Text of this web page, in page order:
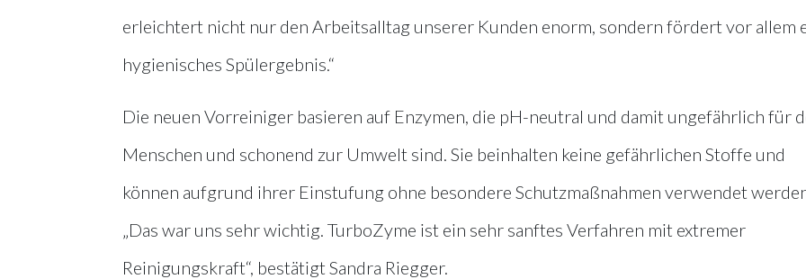
erleichtert nicht nur den Arbeitsalltag unserer Kunden enorm, sondern fördert vor allem
hygienisches Spülergebnis.“
Die neuen Vorreiniger basieren auf Enzymen, die pH-neutral und damit ungefährlich für
Menschen und schonend zur Umwelt sind. Sie beinhalten keine gefährlichen Stoffe und
können aufgrund ihrer Einstufung ohne besondere Schutzmaßnahmen verwendet
„Das war uns sehr wichtig. TurboZyme ist ein sehr sanftes Verfahren mit extremer
Reinigungskraft“, bestätigt Sandra Riegger.